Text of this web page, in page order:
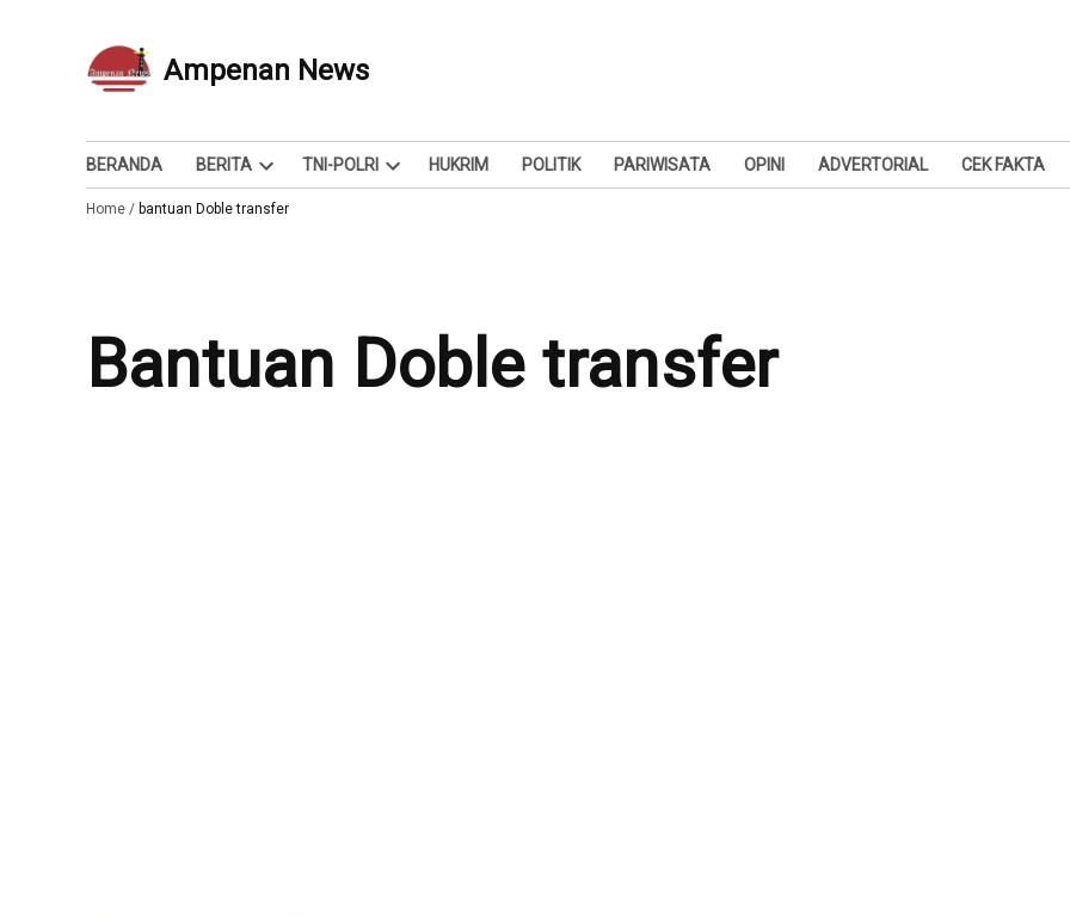
Ampenan News
Berita dan Info
BERANDA BERITA
Open
dropdown
TNI-POLRI
Open
HUKRIM POLITIK PARIWISATA OPINI ADVERTORIAL CEK FAKTA
Home / bantuan Doble transfer
bantuan Doble transfer